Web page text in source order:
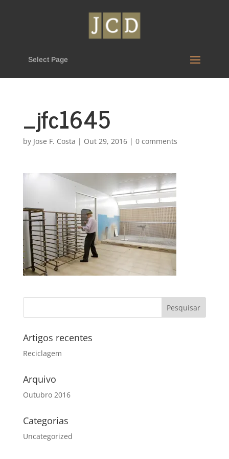
Select Page
_jfc1645
by Jose F. Costa | Out 29, 2016| 0 comments
Artigos recentes
Reciclagem
Arquivo
Outubro 2016
Categorias
Uncategorized